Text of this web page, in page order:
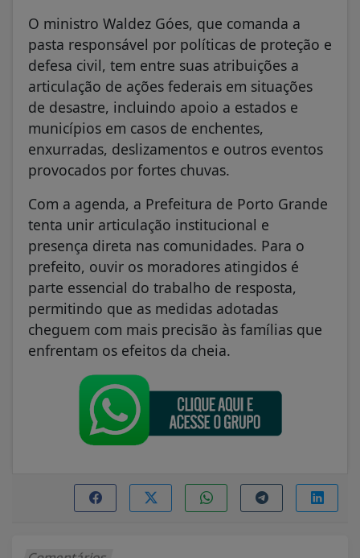
O ministro Waldez Góes, que comanda a
pasta responsável por políticas de proteção e
defesa civil, tem entre suas atribuições a
articulação de ações federais em situações
de desastre, incluindo apoio a estados e
municípios em casos de enchentes,
enxurradas, deslizamentos e outros eventos
provocados por fortes chuvas.
Com a agenda, a Prefeitura de Porto Grande
tenta unir articulação institucional e
presença direta nas comunidades. Para o
prefeito, ouvir os moradores atingidos é
parte essencial do trabalho de resposta,
permitindo que as medidas adotadas
cheguem com mais precisão às famílias que
enfrentam os efeitos da cheia.